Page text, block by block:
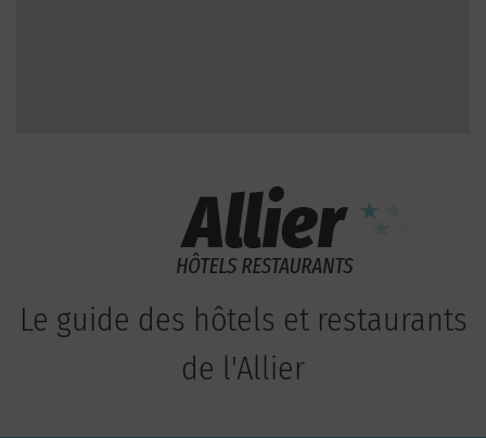
Le guide des hôtels et restaurants
de l'Allier